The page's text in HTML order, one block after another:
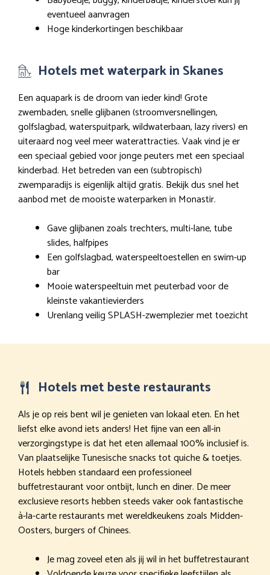
eventueel aanvragen
Hoge kinderkortingen beschikbaar
Hotels met waterpark in Skanes
Een aquapark is de droom van ieder kind! Grote
zwembaden, snelle glijbanen (stroomversnellingen,
golfslagbad, waterspuitpark, wildwaterbaan, lazy rivers) en
uiteraard nog veel meer waterattracties. Vaak vind je er
een speciaal gebied voor jonge peuters met een speciaal
kinderbad. Het betreden van een (subtropisch)
zwemparadijs is eigenlijk altijd gratis. Bekijk dus snel het
aanbod met de mooiste waterparken in Monastir.
Gave glijbanen zoals trechters, multi-lane, tube
slides, halfpipes
Een golfslagbad, waterspeeltoestellen en swim-up
bar
Mooie waterspeeltuin met peuterbad voor de
kleinste vakantievierders
Urenlang veilig SPLASH-zwemplezier met toezicht
Hotels met beste restaurants
Als je op reis bent wil je genieten van lokaal eten. En het
liefst elke avond iets anders! Het fijne van een all-in
verzorgingstype is dat het eten allemaal 100% inclusief is.
Van plaatselijke Tunesische snacks tot quiche & toetjes.
Hotels hebben standaard een professioneel
buffetrestaurant voor ontbijt, lunch en diner. De meer
exclusieve resorts hebben steeds vaker ook fantastische
à-la-carte restaurants met wereldkeukens zoals Midden-
Oosters, burgers of Chinees.
Je mag zoveel eten als jij wil in het buffetrestaurant